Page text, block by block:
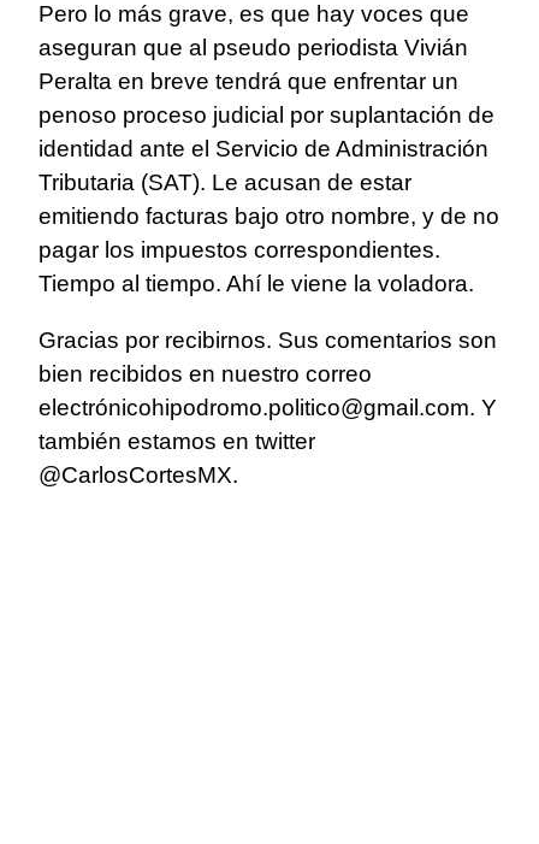
Pero lo más grave, es que hay voces que
aseguran que al pseudo periodista Vivián
Peralta en breve tendrá que enfrentar un
penoso proceso judicial por suplantación de
identidad ante el Servicio de Administración
Tributaria (SAT). Le acusan de estar
emitiendo facturas bajo otro nombre, y de no
pagar los impuestos correspondientes.
Tiempo al tiempo. Ahí le viene la voladora.
Gracias por recibirnos. Sus comentarios son
bien recibidos en nuestro correo
electrónicohipodromo.politico@gmail.com. Y
también estamos en twitter
@CarlosCortesMX.